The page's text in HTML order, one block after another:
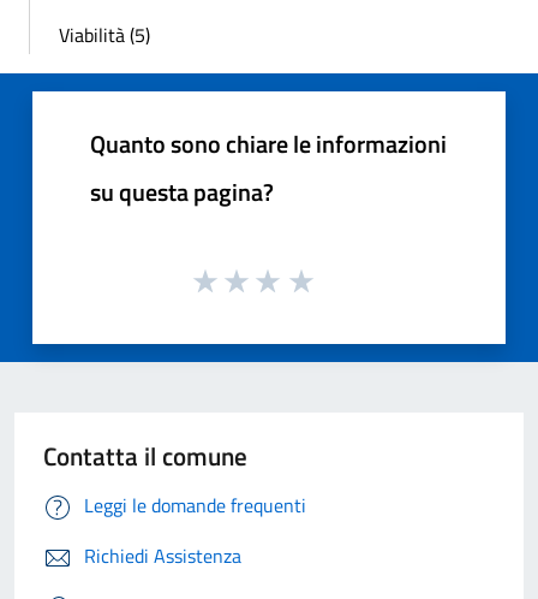
Viabilità (5)
Quanto sono chiare le informazioni
su questa pagina?
Contatta il comune
Leggi le domande frequenti
Richiedi Assistenza